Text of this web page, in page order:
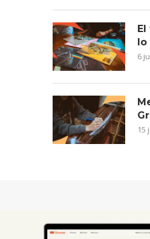
lo
6
15